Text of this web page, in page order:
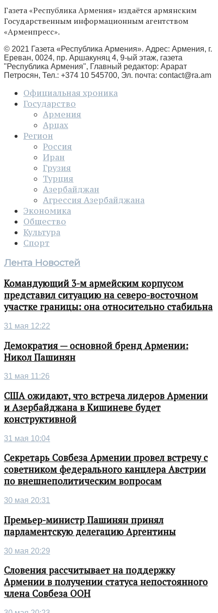
Газета «Республика Армения» издаётся армянским
Государственным информационным агентством
«Арменпресс».
© 2021 Газета «Республика Армения». Адрес: Армения, г.
Ереван, 0024, пр. Аршакуняц 4, 9-ый этаж, газета
"Республика Армения", Главный редактор: Арарат
Петросян, Тел.: +374 10 545700, Эл. почта: contact@ra.am
Официальная хроника
Государство
Армения
Арцах
Регион
Россия
Иран
Грузия
Турция
Азербайджан
Агрессия Азербайджана
Экономика
Общество
Культура
Спорт
Лента Новостей
Командующий 3-м армейским корпусом
представил ситуацию на северо-восточном
участке границы: она относительно стабильна
31 мая 12:22
Демократия — основной бренд Армении:
Никол Пашинян
31 мая 11:26
США ожидают, что встреча лидеров Армении
и Азербайджана в Кишиневе будет
конструктивной
31 мая 10:04
Секретарь Совбеза Армении провел встречу с
советником федерального канцлера Австрии
по внешнеполитическим вопросам
30 мая 20:31
Премьер-министр Пашинян принял
парламентскую делегацию Аргентины
30 мая 20:29
Словения рассчитывает на поддержку
Армении в получении статуса непостоянного
члена Совбеза ООН